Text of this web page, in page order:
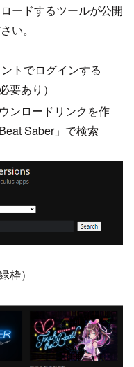
ードするツールが公開
い。
トでログインする
要あり）
ンロードリンクを作
Saber」で検索
枠）